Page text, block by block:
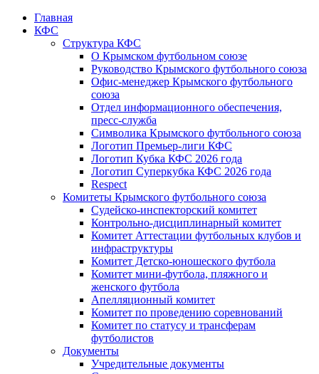
Главная
КФС
Структура КФС
О Крымском футбольном союзе
Руководство Крымского футбольного союза
Офис-менеджер Крымского футбольного
союза
Отдел информационного обеспечения,
пресс-служба
Символика Крымского футбольного союза
Логотип Премьер-лиги КФС
Логотип Кубка КФС 2026 года
Логотип Суперкубка КФС 2026 года
Respect
Комитеты Крымского футбольного союза
Судейско-инспекторский комитет
Контрольно-дисциплинарный комитет
Комитет Аттестации футбольных клубов и
инфраструктуры
Комитет Детско-юношеского футбола
Комитет мини-футбола, пляжного и
женского футбола
Апелляционный комитет
Комитет по проведению соревнований
Комитет по статусу и трансферам
футболистов
Документы
Учредительные документы